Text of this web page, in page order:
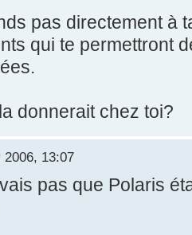
pas directement à
qui te permettront
donnerait chez toi?
2006, 13:07
pas que Polaris